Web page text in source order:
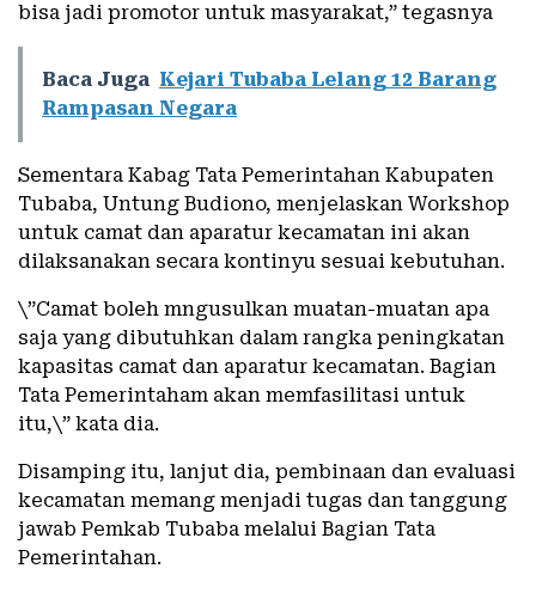
bisa jadi promotor untuk masyarakat,” tegasnya
Baca Juga Kejari Tubaba Lelang 12 Barang
Rampasan Negara
Sementara Kabag Tata Pemerintahan Kabupaten
Tubaba, Untung Budiono, menjelaskan Workshop
untuk camat dan aparatur kecamatan ini akan
dilaksanakan secara kontinyu sesuai kebutuhan.
\”Camat boleh mngusulkan muatan-muatan apa
saja yang dibutuhkan dalam rangka peningkatan
kapasitas camat dan aparatur kecamatan. Bagian
Tata Pemerintaham akan memfasilitasi untuk
itu,\” kata dia.
Disamping itu, lanjut dia, pembinaan dan evaluasi
kecamatan memang menjadi tugas dan tanggung
jawab Pemkab Tubaba melalui Bagian Tata
Pemerintahan.